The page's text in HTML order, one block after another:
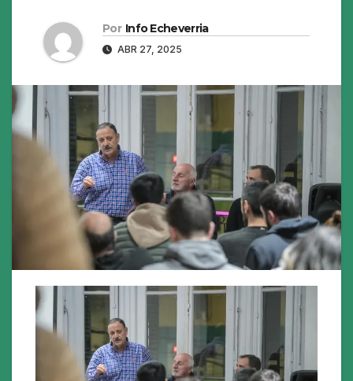
Por Info Echeverria
ABR 27, 2025